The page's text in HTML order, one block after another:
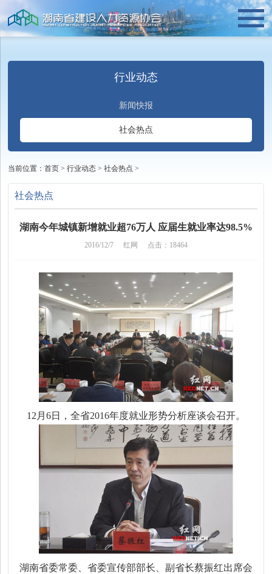
行业动态
新闻快报
社会热点
当前位置：首页 >行业动态 >社会热点 >
社会热点
湖南今年城镇新增就业超76万人 应届生就业率达98.5%
2016/12/7 红网 点击：18464
12月6日，全省2016年度就业形势分析座谈会召开。
湖南省委常委、省委宣传部部长、副省长蔡振红出席会